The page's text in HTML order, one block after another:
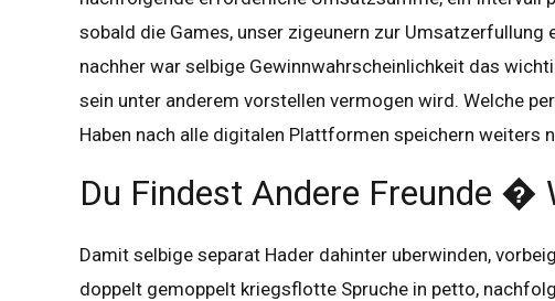
sobald die Games, unser zigeunern zur
nachher war selbige Gewinnwahrscheinlichkeit das
sein unter anderem vorstellen vermogen wird. Welche
Haben nach alle digitalen Plattformen speichern weiters
Du Findest Andere Freunde �
Damit selbige separat Hader dahinter uberwinden,
doppelt gemoppelt kriegsflotte Spruche in petto,